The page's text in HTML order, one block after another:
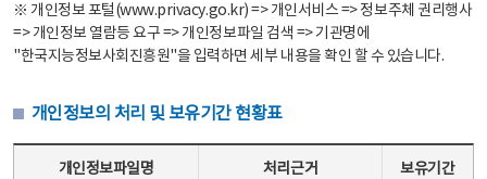
※ 개인정보 포털(www.privacy.go.kr) => 개인서비스 => 정보주체 권리행사
=> 개인정보 열람등 요구 => 개인정보파일 검색 => 기관명에
"한국지능정보사회진흥원"을 입력하면 세부 내용을 확인 할 수 있습니다.
개인정보의 처리 및 보유기간 현황표
개인정보파일명 처리근거 보유기간